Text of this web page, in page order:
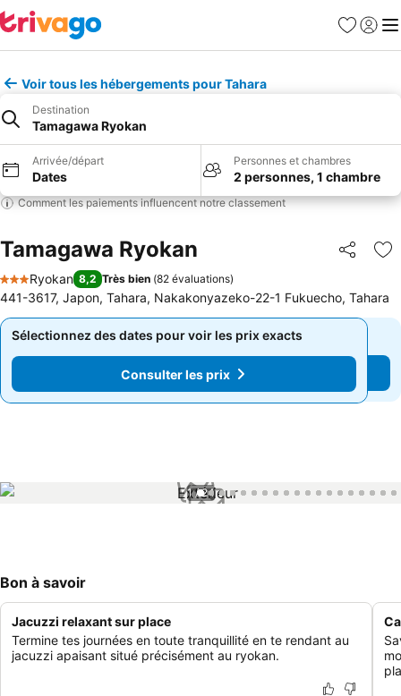
Favoris
Se
Voir tous les hébergements pour Tahara
Destination
Tamagawa Ryokan
Arrivée/départ
Dates
Personnes et chambres
2 personnes, 1 chambre
Comment les paiements influencent notre classement
Tamagawa Ryokan Partager
3 Étoiles
Ryokan 8,2 Très bien (82 évaluations)
441-3617, Japon, Tahara, Nakakonyazeko-22-1 Fukuecho, Tahara
Sélectionnez des dates pour voir les prix exacts
Consulter les prix
Sélectionnez des dates pour voir les prix exacts
Consulter les prix
1 / 24
Bon à savoir
Jacuzzi relaxant sur place
Termine tes journées en toute tranquillité en te rendant au
jacuzzi apaisant situé précisément au ryokan.